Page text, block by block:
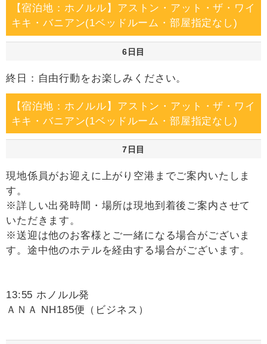
【宿泊地：ホノルル】アストン・アット・ザ・ワイ
キキ・バニアン(1ベッドルーム・部屋指定なし)
6日目
終日：自由行動をお楽しみください。
【宿泊地：ホノルル】アストン・アット・ザ・ワイ
キキ・バニアン(1ベッドルーム・部屋指定なし)
7日目
現地係員がお迎えに上がり空港までご案内いたしま
す。
※詳しい出発時間・場所は現地到着後ご案内させて
いただきます。
※送迎は他のお客様とご一緒になる場合がございま
す。途中他のホテルを経由する場合がございます。
13:55 ホノルル発
ＡＮＡ NH185便（ビジネス）